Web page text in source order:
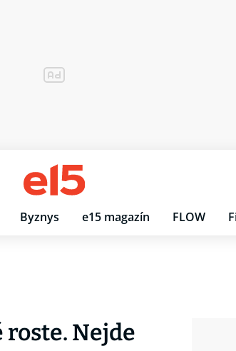
Byznys e15 magazín FLOW
roste. Nejde